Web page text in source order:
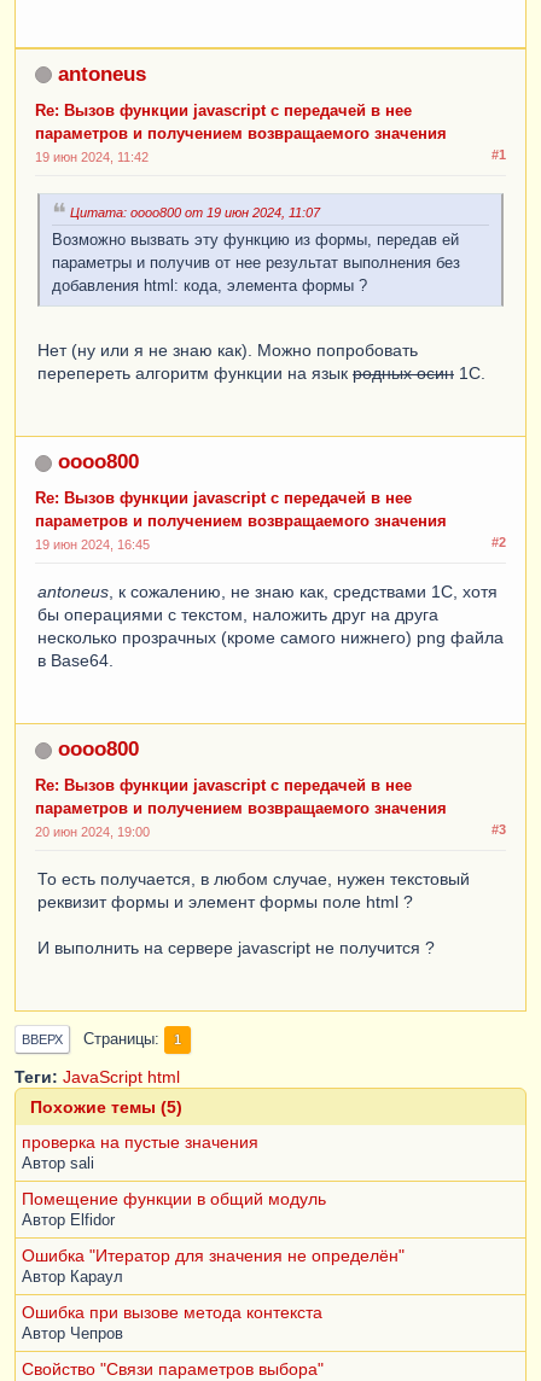
antoneus
Re: Вызов функции javascript с передачей в нее
параметров и получением возвращаемого значения
#1
19 июн 2024, 11:42
Цитата: oooo800 от 19 июн 2024, 11:07
Возможно вызвать эту функцию из формы, передав ей
параметры и получив от нее результат выполнения без
добавления html: кода, элемента формы ?
Нет (ну или я не знаю как). Можно попробовать
перепереть алгоритм функции на язык родных осин 1С.
oooo800
Re: Вызов функции javascript с передачей в нее
параметров и получением возвращаемого значения
#2
19 июн 2024, 16:45
antoneus, к сожалению, не знаю как, средствами 1С, хотя
бы операциями с текстом, наложить друг на друга
несколько прозрачных (кроме самого нижнего) png файла
в Base64.
oooo800
Re: Вызов функции javascript с передачей в нее
параметров и получением возвращаемого значения
#3
20 июн 2024, 19:00
То есть получается, в любом случае, нужен текстовый
реквизит формы и элемент формы поле html ?
И выполнить на сервере javascript не получится ?
ВВЕРХ Страницы 1
Теги: JavaScript html
Похожие темы (5)
проверка на пустые значения
Автор sali
Помещение функции в общий модуль
Автор Elfidor
Ошибка "Итератор для значения не определён"
Автор Караул
Ошибка при вызове метода контекста
Автор Чепров
Свойство "Связи параметров выбора"